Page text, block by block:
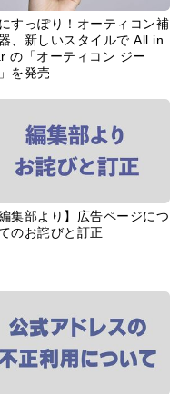
すっぽり！オーティコン補
、新しいスタイルで All in
の「オーティコン ジー
を発売
編集部より】広告ページにつ
のお詫びと訂正